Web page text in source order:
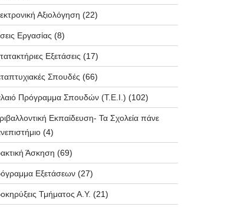
Αξιολόγηση (22)
Εργασίας (8)
Εξετάσεις (17)
Σπουδές (66)
Πρόγραμμα Σπουδών (T.E.I.) (102)
Εκπαίδευση- Τα Σχολεία πάνε
(4)
Άσκηση (69)
Εξετάσεων(27)
Τμήματος Α.Υ. (21)